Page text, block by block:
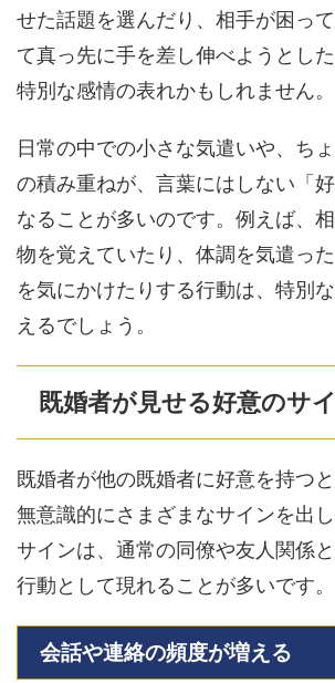
せた話題を選んだり、相手が困っ
て真っ先に手を差し伸べようとした
特別な感情の表れかもしれません。
日常の中での小さな気遣いや、ち
の積み重ねが、言葉にはしない「
なることが多いのです。例えば、
物を覚えていたり、体調を気遣っ
を気にかけたりする行動は、特別
えるでしょう。
既婚者が見せる好意のサ
既婚者が他の既婚者に好意を持つ
無意識的にさまざまなサインを出
サインは、通常の同僚や友人関係
行動として現れることが多いです。
会話や連絡の頻度が増える